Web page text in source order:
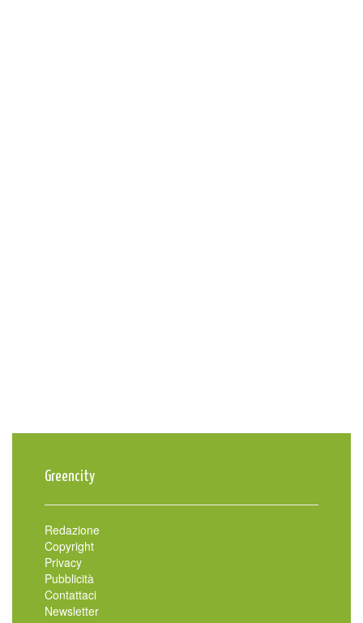
Greencity
Redazione
Copyright
Privacy
Pubblicità
Contattaci
Newsletter